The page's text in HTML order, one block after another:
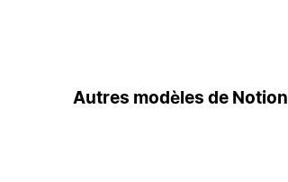
Autres modèles de Notion